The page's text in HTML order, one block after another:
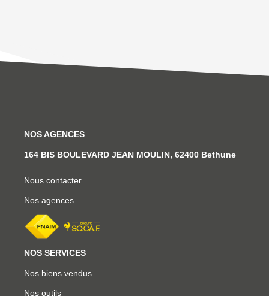
NOS AGENCES
164 BIS BOULEVARD JEAN MOULIN, 62400 Bethune
Nous contacter
Nos agences
NOS SERVICES
Nos biens vendus
Nos outils